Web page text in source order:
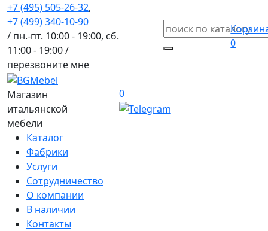
+7 (495) 505-26-32,
+7 (499) 340-10-90
/ пн.-пт. 10:00 - 19:00, сб.
11:00 - 19:00 /
перезвоните мне
0
Магазин
итальянской
мебели
0
Каталог
Фабрики
Услуги
Сотрудничество
О компании
В наличии
Контакты